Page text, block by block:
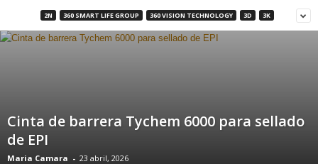
2N 360 SMART LIFE GROUP 360 VISION TECHNOLOGY 3D 3K
Cinta de barrera Tychem 6000 para sellado
de EPI
Maria Camara - 23 abril, 2026